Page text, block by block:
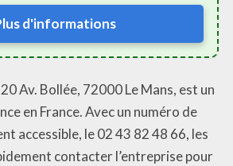
d'informations
Av. Bollée, 72000 Le Mans, est un
en France. Avec un numéro de
accessible, le 02 43 82 48 66, les
contacter l’entreprise pour